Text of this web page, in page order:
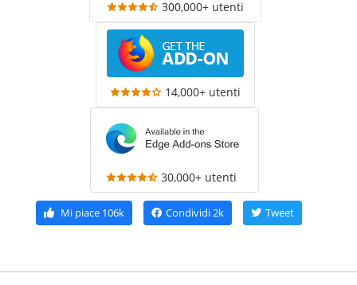
300,000+ utenti
14,000+ utenti
30,000+ utenti
Mi piace 106k Condividi2k Tweet